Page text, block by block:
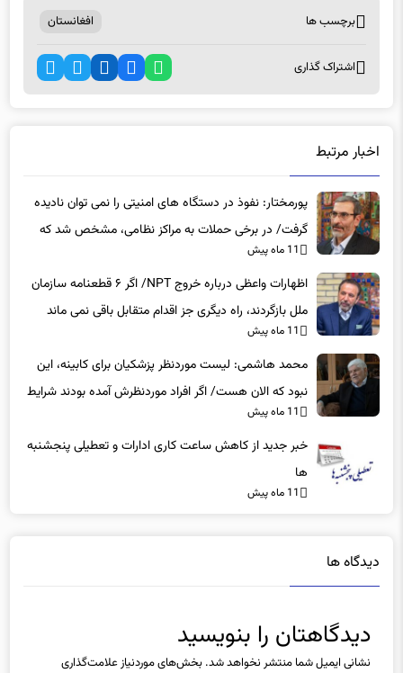
برچسب ها افغانستان
اشتراک گذاری
اخبار مرتبط
پورمختار: نفوذ در دستگاه های امنیتی را نمی توان نادیده
گرفت/ در برخی حملات به مراکز نظامی، مشخص شد که
عوامل نفوذی دخیل بوده‌اند
11 ماه پیش
اظهارات واعظی درباره خروج NPT/ اگر ۶ قطعنامه سازمان
ملل بازگردند، راه دیگری جز اقدام متقابل باقی نمی‌ ماند
11 ماه پیش
محمد هاشمی: لیست موردنظر پزشکیان برای کابینه، این
نبود که الان هست/ اگر افراد موردنظرش آمده بودند شرایط
بهتر بود
11 ماه پیش
خبر جدید از کاهش ساعت کاری ادارات و تعطیلی پنجشنبه
ها
11 ماه پیش
دیدگاه ها
دیدگاهتان را بنویسید
نشانی ایمیل شما منتشر نخواهد شد. بخش‌های موردنیاز علامت‌گذاری